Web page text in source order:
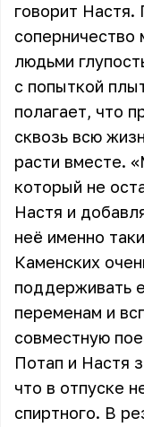
говорит Настя.
людьми
с попыткой
полагает, что
сквозь всю
расти вместе.
который не
Настя и
неё именно
Каменских
поддерживать
переменам и
совместную
Потап и Настя
что в отпуске
спиртного. В